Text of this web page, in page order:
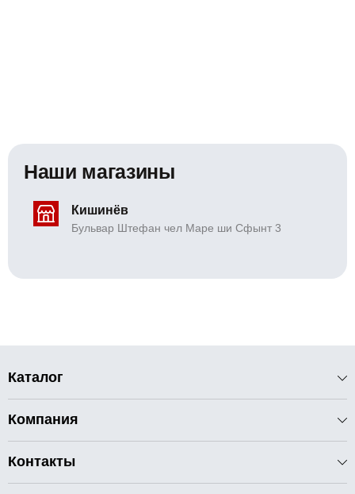
Наши магазины
Кишинёв
Бульвар Штефан чел Маре ши Сфынт 3
Каталог
Компания
Контакты